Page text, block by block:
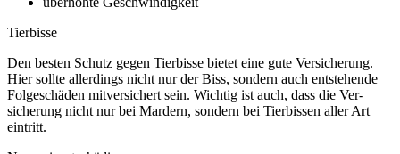
Tierbisse
Den besten Schutz gegen Tier­bisse bietet eine gute Ver­sicher­ung.
Hier sollte allerdings nicht nur der Biss, sondern auch ent­stehende
Folge­schäden mit­ver­sichert sein. Wichtig ist auch, dass die Ver­
sicherung nicht nur bei Mardern, sondern bei Tier­bissen aller Art
eintritt.